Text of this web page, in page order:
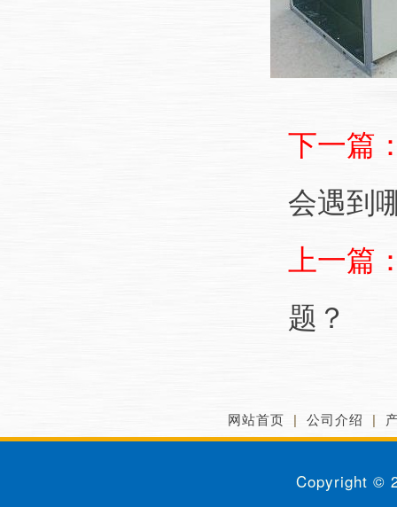
下一篇
会遇到
上一篇
题？
网站首页 | 公司介绍 |
Copyright ©